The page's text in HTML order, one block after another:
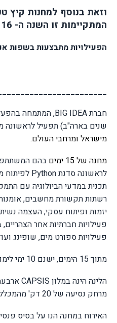
וזאת בנוסף למחנות קיץ
המתקיימות זו השנה ה- 16 בכפר נוער בכרמל, ליד זיכרון יעקב
הפעילויות מתבצעות בשפות
חברתBIG IDEA
שנים בארה"ב) תפעיל לראשונה
מישראל ומרחבי העולם.
מחנה של 15 ימים
בהם
לראשונה סדנתPython לפיתוח
תכנית במדעי הביולוגיה עם
רשתות תקשורת מחשבים, אומנות
יזמות ופיתוח עסקי, העצמה
פעילויות חברתיות אחר
פעילויות ספורט מים, שופינג
מתוך 15 הימים, ישנם 10 ימי לימודים בשעות הבוקר עד הצהריים.
הלינה הינה במלון CAPSIS
מרחק נסיעה של 20 דק' מהמכללה
האירוח במחנה הנו על בסיס